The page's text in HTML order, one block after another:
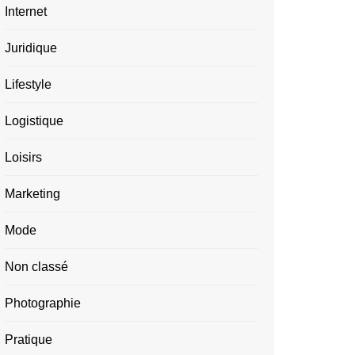
Internet
Juridique
Lifestyle
Logistique
Loisirs
Marketing
Mode
Non classé
Photographie
Pratique